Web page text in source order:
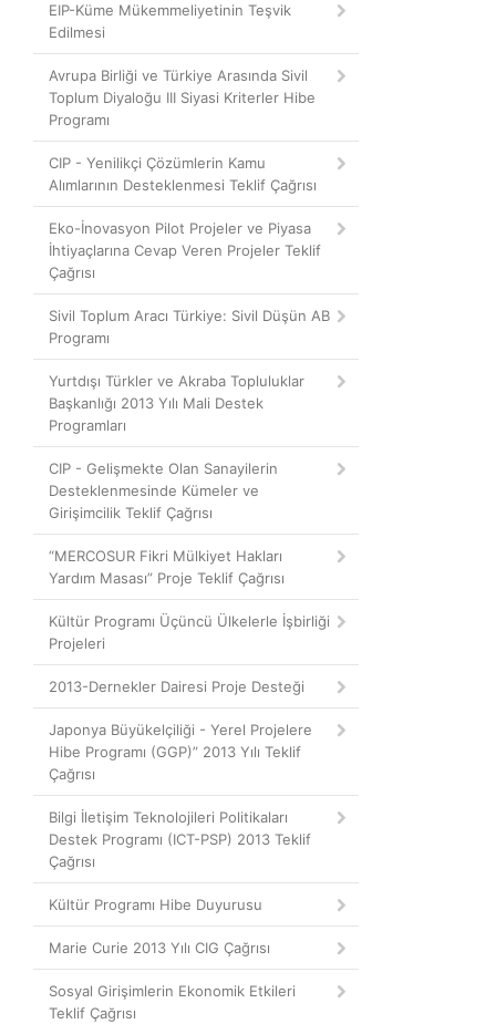
EIP-Küme Mükemmeliyetinin Teşvik
Edilmesi
Avrupa Birliği ve Türkiye Arasında Sivil
Toplum Diyaloğu III Siyasi Kriterler Hibe
Programı
CIP - Yenilikçi Çözümlerin Kamu
Alımlarının Desteklenmesi Teklif Çağrısı
Eko-İnovasyon Pilot Projeler ve Piyasa
İhtiyaçlarına Cevap Veren Projeler Teklif
Çağrısı
Sivil Toplum Aracı Türkiye: Sivil Düşün AB
Programı
Yurtdışı Türkler ve Akraba Topluluklar
Başkanlığı 2013 Yılı Mali Destek
Programları
CIP - Gelişmekte Olan Sanayilerin
Desteklenmesinde Kümeler ve
Girişimcilik Teklif Çağrısı
“MERCOSUR Fikri Mülkiyet Hakları
Yardım Masası” Proje Teklif Çağrısı
Kültür Programı Üçüncü Ülkelerle İşbirliği
Projeleri
2013-Dernekler Dairesi Proje Desteği
Japonya Büyükelçiliği - Yerel Projelere
Hibe Programı (GGP)” 2013 Yılı Teklif
Çağrısı
Bilgi İletişim Teknolojileri Politikaları
Destek Programı (ICT-PSP) 2013 Teklif
Çağrısı
Kültür Programı Hibe Duyurusu
Marie Curie 2013 Yılı CIG Çağrısı
Sosyal Girişimlerin Ekonomik Etkileri
Teklif Çağrısı